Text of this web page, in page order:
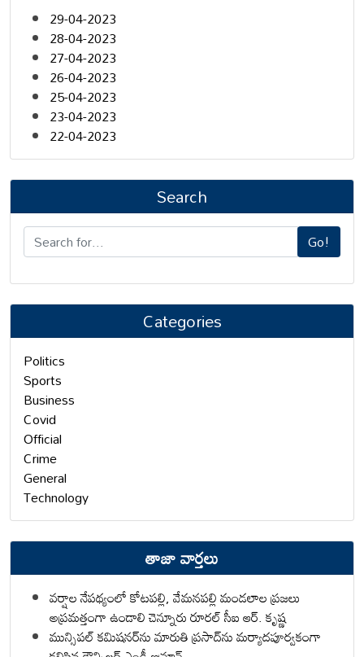
29-04-2023
28-04-2023
27-04-2023
26-04-2023
25-04-2023
23-04-2023
22-04-2023
Search
Go!
Categories
Politics
Sports
Business
Covid
Official
Crime
General
Technology
తాజా వార్తలు
వర్షాల నేపథ్యంలో కోటపల్లి, వేమనపల్లి మండలాల ప్రజలు
అప్రమత్తంగా ఉండాలి చెన్నూరు రూరల్ సీఐ ఆర్. కృష్ణ
మున్సిపల్ కమిషనర్‌ను మారుతి ప్రసాద్‌ను మర్యాదపూర్వకంగా